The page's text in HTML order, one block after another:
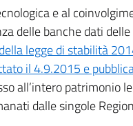
e al
delle banche dati
legge di stabilità
il 4.9.2015 e
all’intero patrimonio
dalle singole